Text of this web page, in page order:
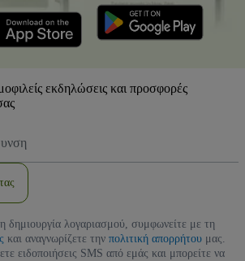
εκδηλώσεις και προσφορές
δημιουργία λογαριασμού, συμφωνείτε με τη
και αναγνωρίζετε την πολιτική απορρήτου μας.
ειδοποιήσεις SMS από εμάς και μπορείτε να